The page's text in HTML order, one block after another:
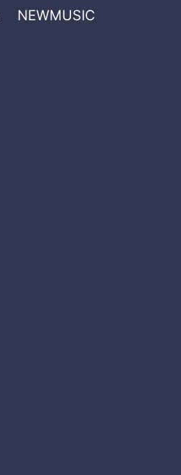
NEWMUSIC